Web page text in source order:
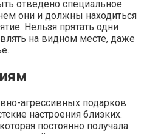
отведено специальное
они и должны находиться
Нельзя прятать одни
на видном месте, даже
агрессивных подарков
настроения близких.
постоянно получала